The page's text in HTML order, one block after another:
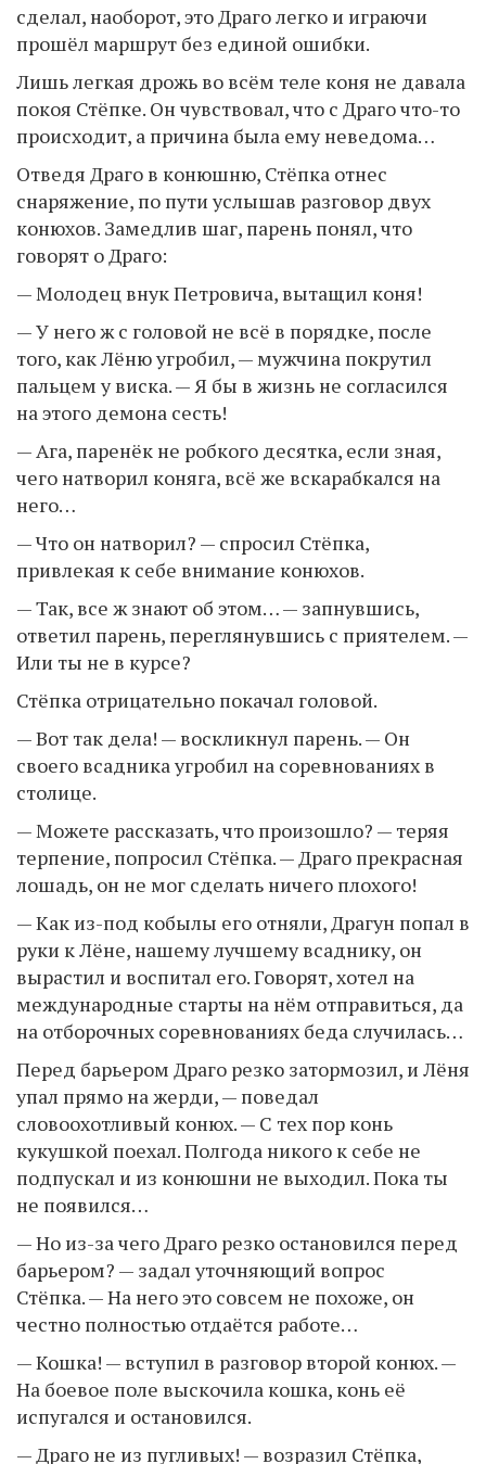
сделал, наоборот, это Драго легко и играючи
прошёл маршрут без единой ошибки.
Лишь легкая дрожь во всём теле коня не давала
покоя Стёпке. Он чувствовал, что с Драго что-то
происходит, а причина была ему неведома…
Отведя Драго в конюшню, Стёпка отнес
снаряжение, по пути услышав разговор двух
конюхов. Замедлив шаг, парень понял, что
говорят о Драго:
— Молодец внук Петровича, вытащил коня!
— У него ж с головой не всё в порядке, после
того, как Лёню угробил, — мужчина покрутил
пальцем у виска. — Я бы в жизнь не согласился
на этого демона сесть!
— Ага, паренёк не робкого десятка, если зная,
чего натворил коняга, всё же вскарабкался на
него…
— Что он натворил? — спросил Стёпка,
привлекая к себе внимание конюхов.
— Так, все ж знают об этом… — запнувшись,
ответил парень, переглянувшись с приятелем. —
Или ты не в курсе?
Стёпка отрицательно покачал головой.
— Вот так дела! — воскликнул парень. — Он
своего всадника угробил на соревнованиях в
столице.
— Можете рассказать, что произошло? — теряя
терпение, попросил Стёпка. — Драго прекрасная
лошадь, он не мог сделать ничего плохого!
— Как из-под кобылы его отняли, Драгун попал в
руки к Лёне, нашему лучшему всаднику, он
вырастил и воспитал его. Говорят, хотел на
международные старты на нём отправиться, да
на отборочных соревнованиях беда случилась…
Перед барьером Драго резко затормозил, и Лёня
упал прямо на жерди, — поведал
словоохотливый конюх. — С тех пор конь
кукушкой поехал. Полгода никого к себе не
подпускал и из конюшни не выходил. Пока ты
не появился…
— Но из-за чего Драго резко остановился перед
барьером? — задал уточняющий вопрос
Стёпка. — На него это совсем не похоже, он
честно полностью отдаётся работе…
— Кошка! — вступил в разговор второй конюх. —
На боевое поле выскочила кошка, конь её
испугался и остановился.
— Драго не из пугливых! — возразил Стёпка,